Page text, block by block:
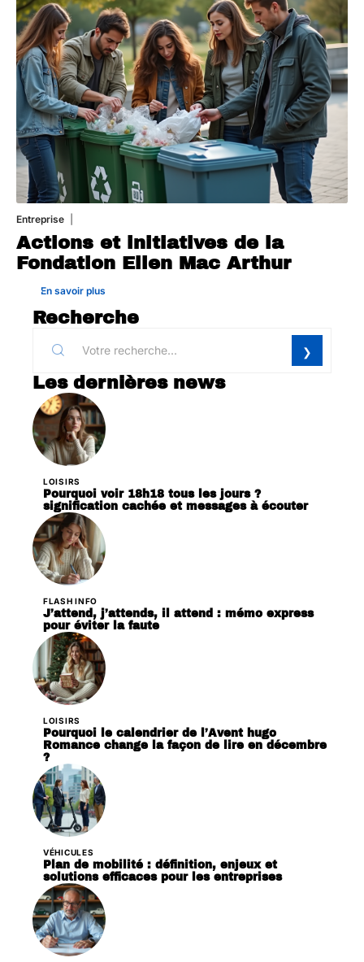
Entreprise
Actions et initiatives de la
Fondation Ellen Mac Arthur
En savoir plus
Recherche
Les dernières news
LOISIRS
Pourquoi voir 18h18 tous les jours ?
signification cachée et messages à écouter
FLASH INFO
J’attend, j’attends, il attend : mémo express
pour éviter la faute
LOISIRS
Pourquoi le calendrier de l’Avent hugo
Romance change la façon de lire en décembre
?
VÉHICULES
Plan de mobilité : définition, enjeux et
solutions efficaces pour les entreprises